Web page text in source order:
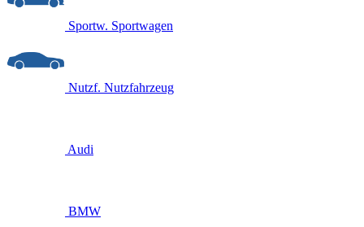
Sportw. Sportwagen
Nutzf. Nutzfahrzeug
Audi
BMW